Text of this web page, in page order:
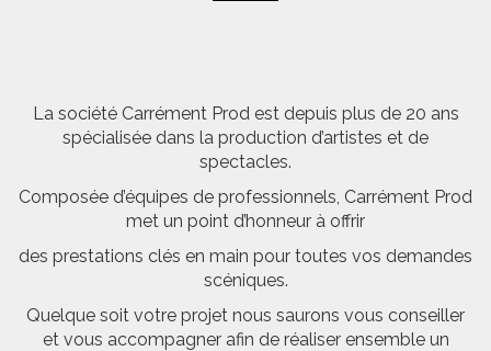
La société Carrément Prod est depuis plus de 20 ans
spécialisée dans la production d’artistes et de
spectacles.
Composée d’équipes de professionnels, Carrément Prod
met un point d’honneur à offrir
des prestations clés en main pour toutes vos demandes
scéniques.
Quelque soit votre projet nous saurons vous conseiller
et vous accompagner afin de réaliser ensemble un